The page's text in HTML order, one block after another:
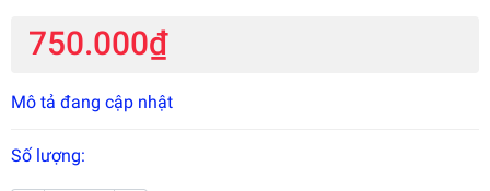
750.000₫
Mô tả đang cập nhật
Số lượng: